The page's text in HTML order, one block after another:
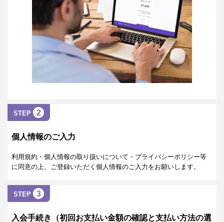
STEP 2
個人情報のご入力
利用規約・個人情報の取り扱いについて・プライバシーポリシー等
に同意の上、ご登録いただく個人情報のご入力をお願いします。
STEP 3
入会手続き（初回お支払い金額の確認と支払い方法の選